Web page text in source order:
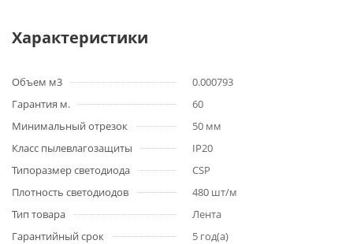
Характеристики
Объем м3
0.000793
Гарантия м.
60
Минимальный отрезок
50 мм
Класс пылевлагозащиты
IP20
Типоразмер светодиода
CSP
Плотность светодиодов
480 шт/м
Тип товара
Лента
Гарантийный срок
5 год(а)